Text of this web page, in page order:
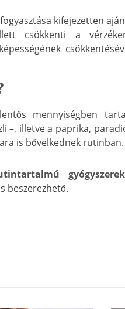
kifejezetten
csökkenti a
mennyiségben
–, illetve a paprika,
is bővelkednek rutinban.
gyógyszerek
beszerezhető.